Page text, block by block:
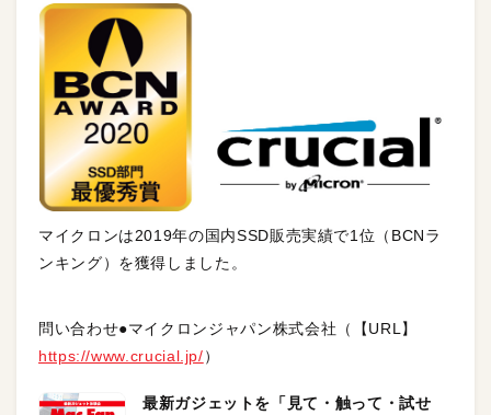
マイクロンは2019年の国内SSD販売実績で1位（BCNラ
ンキング）を獲得しました。
問い合わせ●マイクロンジャパン株式会社（【URL】
https://www.crucial.jp/）
最新ガジェットを「見て・触って・試せ